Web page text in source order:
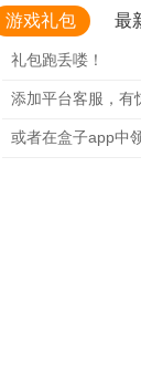
游戏礼包 最
礼包跑丢喽！
添加平台客服，有
或者在盒子app中